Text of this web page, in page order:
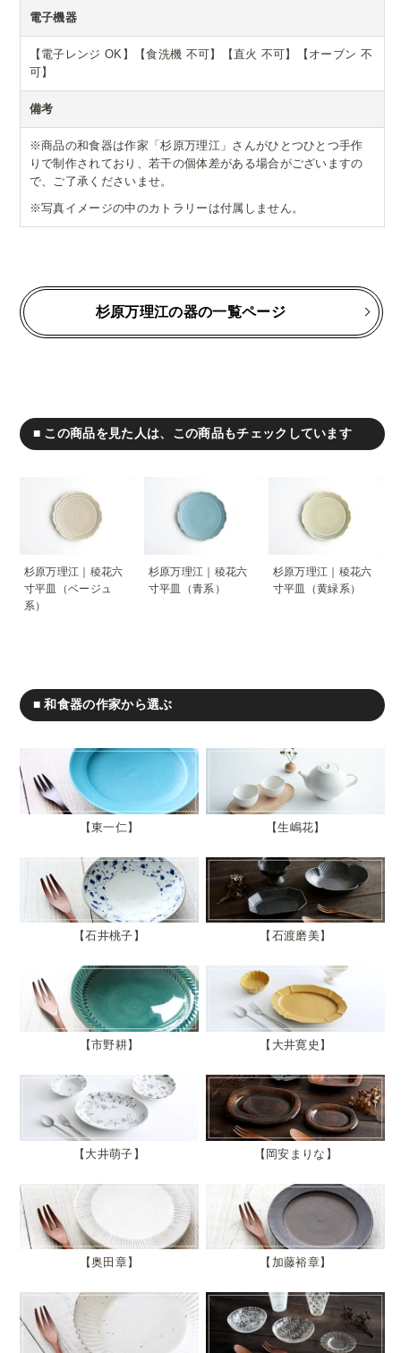
電子機器
【電子レンジ OK】【食洗機 不可】【直火 不可】【オーブン 不
可】
備考
※商品の和食器は作家「杉原万理江」さんがひとつひとつ手作
りで制作されており、若干の個体差がある場合がございますの
で、ご了承くださいませ。
※写真イメージの中のカトラリーは付属しません。
杉原万理江の器の一覧ページ
■ この商品を見た人は、この商品もチェックしています
杉原万理江｜稜花六
寸平皿（ベージュ
系）
杉原万理江｜稜花六
寸平皿（青系）
杉原万理江｜稜花六
寸平皿（黄緑系）
■ 和食器の作家から選ぶ
東一仁 生嶋花
石井桃子 石渡磨美
市野耕 大井寛史
大井萌子 岡安まりな
奥田章 加藤裕章